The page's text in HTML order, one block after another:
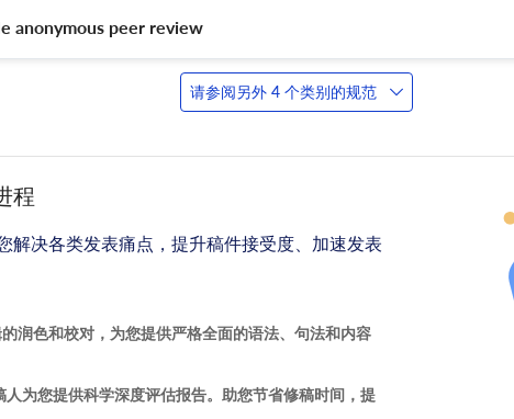
anonymous peer review
请参阅另外 4 个类别的规范
程
解决各类发表痛点，提升稿件接受度、加速发表
润色和校对，为您提供严格全面的语法、句法和内容
为您提供科学深度评估报告。助您节省修稿时间，提